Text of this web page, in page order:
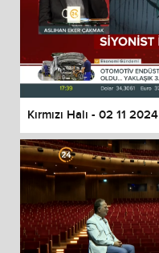
Kırmızı Halı - 02 11 2024